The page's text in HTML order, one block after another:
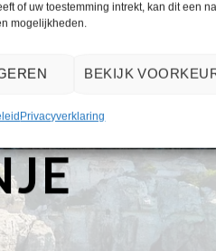
of uw toestemming intrekt, kan dit een
mogelijkheden.
BEKIJK
Privacyverklaring